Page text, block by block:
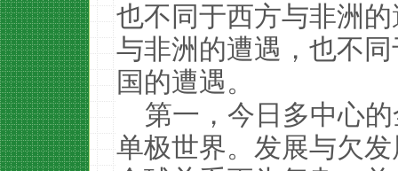
也不同于西方与非洲
与非洲的遭遇，也不
国的遭遇。
第一，今日多中心
单极世界。发展与欠